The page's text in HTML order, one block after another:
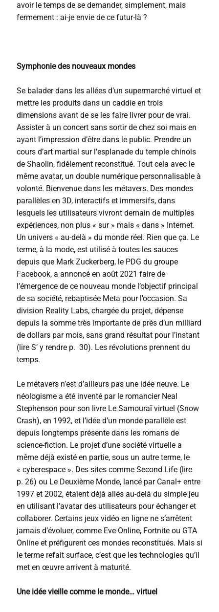
avoir le temps de se demander, simplement, mais
fermement : ai-je envie de ce futur-là ?
Symphoniedes nouveaux mondes
Sebalader dans les allées d’un supermarché virtuel et
mettre les produits dans un caddie en trois
dimensions avant de se les faire livrer pour de vrai.
Assister à un concert sans sortir de chez soi mais en
ayant l’impression d’être dans le public. Prendre un
cours d’art martial sur l’esplanade du temple chinois
de Shaolin, fidèlement reconstitué. Tout cela avec le
même avatar, un double numérique personnalisable à
volonté. Bienvenue dans les métavers. Des mondes
parallèles en 3D, interactifs et immersifs, dans
lesquels les utilisateurs vivront demain de multiples
expériences, non plus « sur » mais « dans » Internet.
Un univers « au-delà » du monde réel. Rien que ça. Le
terme, à la mode, est utilisé à toutes les sauces
depuis que Mark Zuckerberg, le PDG du groupe
Facebook, a annoncé en août 2021 faire de
l’émergence de ce nouveau monde l’objectif principal
de sa société, rebaptisée Meta pour l’occasion. Sa
division Reality Labs, chargée du projet, dépense
depuis la somme très importante de près d’un milliard
de dollars par mois, sans grand résultat pour l’instant
(lire S’ y rendre p. 30). Les révolutions prennent du
temps.
Le métavers n’est d’ailleurs pas une idée neuve. Le
néologisme a été inventé par le romancier Neal
Stephenson pour son livre Le Samouraï virtuel (Snow
Crash), en 1992, et l’idée d’un monde parallèle est
depuis longtemps présente dans les romans de
science-fiction. Le projet d’une société virtuelle a
même déjà existé en partie, sous un autre terme, le
« cyberespace ». Des sites comme Second Life (lire
p. 26) ou Le Deuxième Monde, lancé par Canal+ entre
1997 et 2002, étaient déjà allés au-delà du simple jeu
en utilisant l’avatar des utilisateurs pour échanger et
collaborer. Certains jeux vidéo en ligne ne s’arrêtent
jamais d’évoluer, comme Eve Online, Fortnite ou GTA
Onlineet préfigurent ces mondes reconstitués. Mais si
le terme refait surface, c’est que les technologies qu’il
met en œuvre arrivent à maturité.
Une idée vieille comme le monde… virtuel